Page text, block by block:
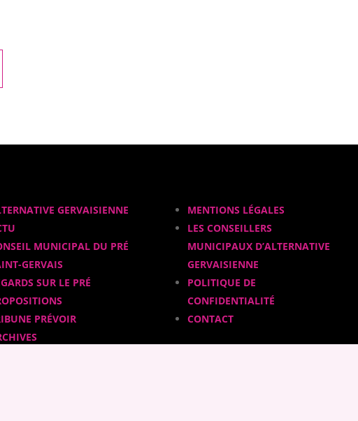
GERVAISIENNE
MUNICIPAL DU PRÉ
GERVAIS
SUR LE PRÉ
PRÉVOIR
MENTIONS LÉGALES
LES CONSEILLERS
MUNICIPAUX D’ALTERNATIVE
GERVAISIENNE
POLITIQUE DE
CONFIDENTIALITÉ
CONTACT